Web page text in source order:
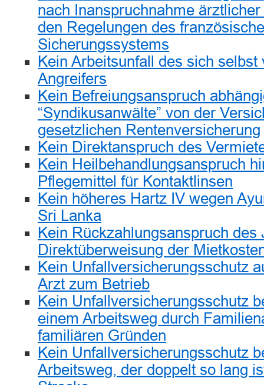
nach Inanspruchnahme
den Regelungen des
Sicherungssystems
Kein Arbeitsunfall des sich selbst
Angreifers
Kein Befreiungsanspruch
“Syndikusanwälte” von der
gesetzlichen Rentenversicherung
Kein Direktanspruch des
Kein Heilbehandlungsanspruch
Pflegemittel für Kontaktlinsen
Kein höheres Hartz IV wegen
Sri Lanka
Kein Rückzahlungsanspruch des
Direktüberweisung der
Kein Unfallversicherungsschutz
Arzt zum Betrieb
Kein Unfallversicherungsschutz
einem Arbeitsweg durch
familiären Gründen
Kein Unfallversicherungsschutz
Arbeitsweg, der doppelt so lang